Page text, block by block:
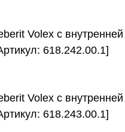
Volex с
618.242.00.1]
Volex с
618.243.00.1]